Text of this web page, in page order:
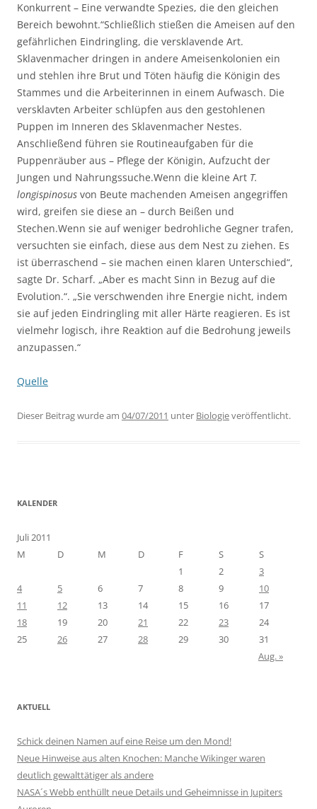
Konkurrent – Eine verwandte Spezies, die den gleichen
Bereich bewohnt.“Schließlich stießen die Ameisen auf den
gefährlichen Eindringling, die versklavende Art.
Sklavenmacher dringen in andere Ameisenkolonien ein
und stehlen ihre Brut und Töten häufig die Königin des
Stammes und die Arbeiterinnen in einem Aufwasch. Die
versklavten Arbeiter schlüpfen aus den gestohlenen
Puppen im Inneren des Sklavenmacher Nestes.
Anschließend führen sie Routineaufgaben für die
Puppenräuber aus – Pflege der Königin, Aufzucht der
Jungen und Nahrungssuche.Wenn die kleine Art T.
longispinosus von Beute machenden Ameisen angegriffen
wird, greifen sie diese an – durch Beißen und
Stechen.Wenn sie auf weniger bedrohliche Gegner trafen,
versuchten sie einfach, diese aus dem Nest zu ziehen. Es
ist überraschend – sie machen einen klaren Unterschied“,
sagte Dr. Scharf. „Aber es macht Sinn in Bezug auf die
Evolution.“. „Sie verschwenden ihre Energie nicht, indem
sie auf jeden Eindringling mit aller Härte reagieren. Es ist
vielmehr logisch, ihre Reaktion auf die Bedrohung jeweils
anzupassen.“
Quelle
Dieser Beitrag wurde am 04/07/2011 unter Biologieveröffentlicht.
KALENDER
Juli 2011
M
D M D F S
S
1
2
3
4
5 6 7 8 9
10
11
12 13 14 15 16
17
18
19 20 21 22 23
24
25
26 27 28 29 30
31
Aug. »
AKTUELL
Schick deinen Namen auf eine Reise um den Mond!
Neue Hinweise aus alten Knochen: Manche Wikinger waren
deutlich gewalttätiger als andere
NASA´s Webb enthüllt neue Details und Geheimnisse in Jupiters